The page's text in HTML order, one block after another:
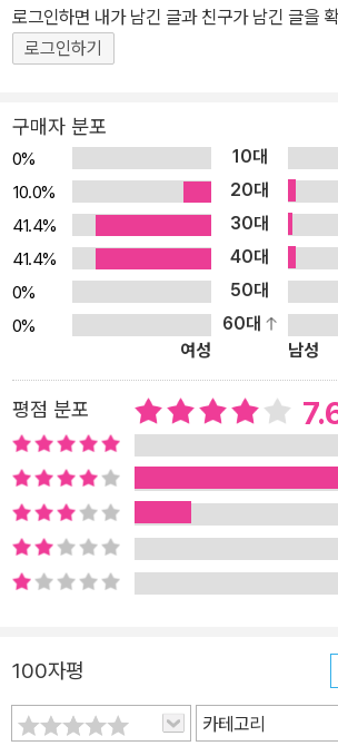
“당신이 내게 어울릴지 아닐지는 내가 결정할
나란 남자를 좋아하는지 아닌지만 생각하면 됩
“아까부터 그 말뿐이군요. 정말로 내게 상처를
제발 그 꽁꽁 닫힌 마음을 열고 날 있는 그대로
“아직도 모르시겠어요? 그게 바로 당신을 상
갑자기 그가 미간을 찌푸렸다. 그리고는 더 이
없이 그녀의 얼굴을 훑어보았다. 뭔가 생각에
더니 불현듯 승리에 찬 표정을 지었다.
“생각해보니 지금까지 당신은 오로지 내 걱정
신 자신이 어떻다는 말은 한 적이 없어요. 그렇
래서 그녀 자신도 거기에 있다는 것조차 몰랐던
것을.
그녀는 그가 더 이상 말을 하지 못하게 자리에
“제발 더는 아무 말도 하지 말아요!”
분연히 외쳤건만, 승리에 찬 그의 표정은 변하
그녀를 따라 일어서는가 싶더니 별안간 그녀를
그는 이제 그녀의 입을 통해서 들을 것도 없다
계속해서 중얼거리듯 같은 말만 하더니, 껴안
안간 목이며 얼굴이며 사방에 키스를 퍼붓기 시
작한다. 그리고, 이제 그녀를 푸른 수염의 그늘
“아뇨, 안 돼요. 그렇게 되면 당신은 나 때문에
내가 있는 이 지옥 같은 구렁텅이로 끌어들이고 싶지
로그인하면 내가 남긴 글과 친구가 남긴 글을
로그인하기
구매자 분포
0% 10대
10.0%
20대
41.4%
30대
41.4%
40대
0%
50대
0%
60대
여성
남성
평점 분포
100자평
카테고리